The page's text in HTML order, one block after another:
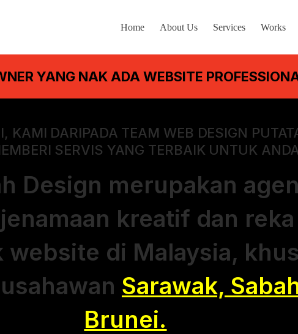
Home About Us Services Works
YANG NAK ADA WEBSITE
KAMI DARIPADA TEAM WEB DESIGN
SERVIS YANG TERBAIK UNTUK
Design merupakan
kreatif dan reka
website di Malaysia,
Sarawak,
Brunei.